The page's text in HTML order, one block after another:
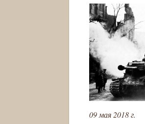
09 мая 2018 г.